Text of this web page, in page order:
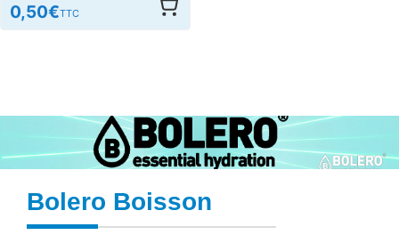
0,50€TTC
Bolero Boisson